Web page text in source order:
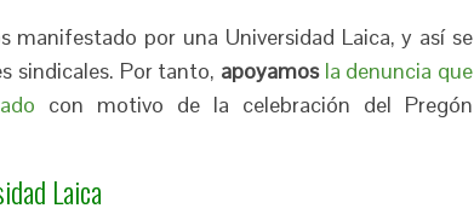
manifestado por una Universidad Laica, y así se
sindicales. Por tanto, apoyamos la denuncia que
con motivo de la celebración del Pregón
Laica